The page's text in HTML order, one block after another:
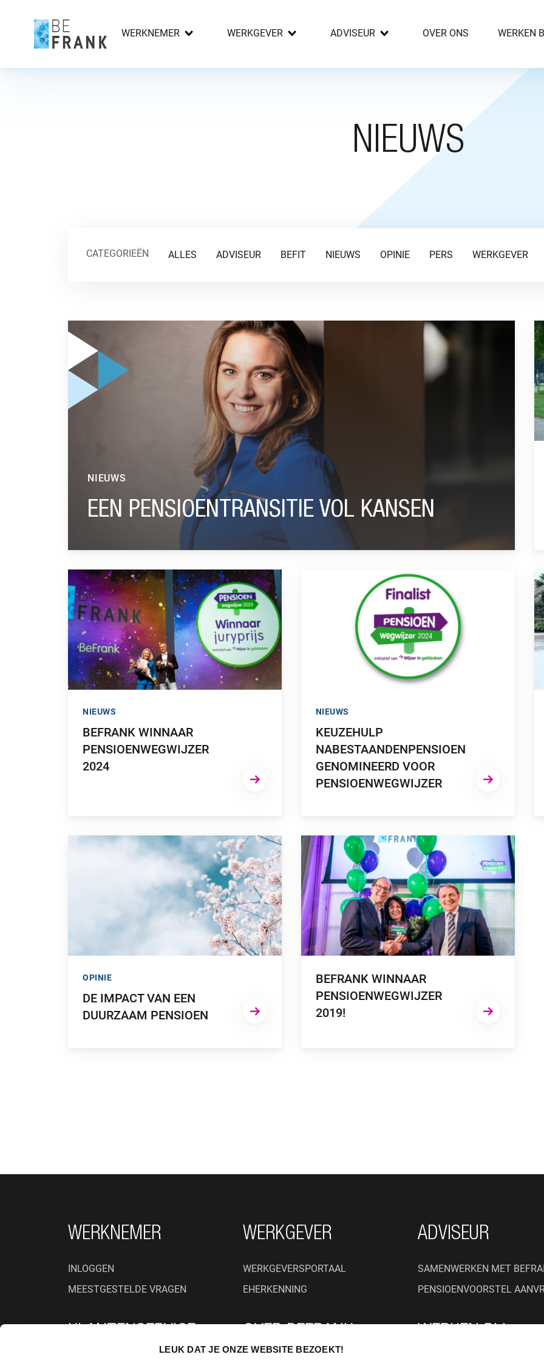
LEUK DAT JE ONZE WEBSITE BEZOEKT!
WERKNEMER WERKGEVER ADVISEUR OVER ONS WERKEN
NIEUWS
CATEGORIEËN ALLES ADVISEUR BEFIT NIEUWS OPINIE PERS WERKGEVER
GA NAAR “EEN PENSIOENTRANSITIE VOL KANSEN”
EEN PENSIOENTRANSITIE VOL KANSEN
NIEUWS
GA NAAR “BEFRANK WINNAAR PENSIOENWEGWIJZER 2024”
BEFRANK WINNAAR
PENSIOENWEGWIJZER
2024
NIEUWS
GA NAAR “KEUZEHULP NABESTAANDENPENSIOEN
KEUZEHULP
NABESTAANDENPENSIOEN
GENOMINEERD VOOR
PENSIOENWEGWIJZER
NIEUWS
GA NAAR “DE IMPACT VAN EEN DUURZAAM PENSIOEN”
DE IMPACT VAN EEN
DUURZAAM PENSIOEN
OPINIE
GA NAAR “BEFRANK WINNAAR PENSIOENWEGWIJZER
BEFRANK WINNAAR
PENSIOENWEGWIJZER
2019!
FOOTER NAVIGATIE
WERKNEMER
INLOGGEN
MEESTGESTELDE VRAGEN
WERKGEVER
WERKGEVERSPORTAAL
EHERKENNING
ADVISEUR
SAMENWERKEN MET
PENSIOENVOORSTEL